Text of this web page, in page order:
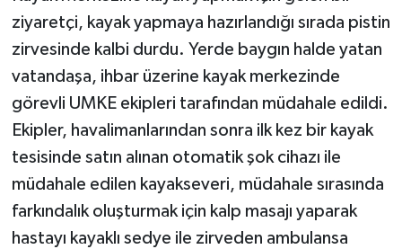
ziyaretçi, kayak yapmaya hazırlandığı sırada pistin
zirvesinde kalbi durdu. Yerde baygın halde yatan
vatandaşa, ihbar üzerine kayak merkezinde
görevli UMKE ekipleri tarafından müdahale edildi.
Ekipler, havalimanlarından sonra ilk kez bir kayak
tesisinde satın alınan otomatik şok cihazı ile
müdahale edilen kayakseveri, müdahale sırasında
farkındalık oluşturmak için kalp masajı yaparak
hastayı kayaklı sedye ile zirveden ambulansa
Politika
Resmi İlan
Sağlık
SİYASET